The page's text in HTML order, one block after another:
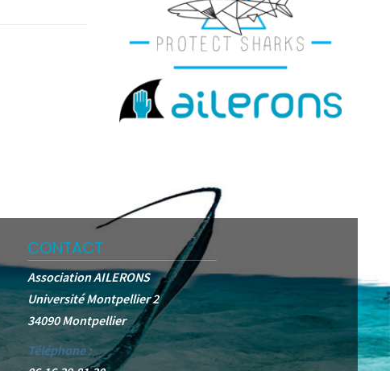
CONTACT
Association AILERONS
Université Montpellier 2
34090 Montpellier
Téléphone :